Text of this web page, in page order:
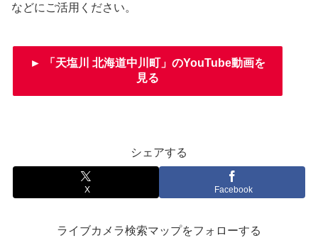
などにご活用ください。
► 「天塩川 北海道中川町」のYouTube動画を
見る
シェアする
X Facebook
ライブカメラ検索マップをフォローする